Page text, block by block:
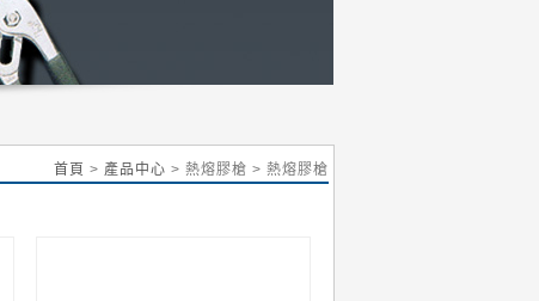
首頁 > 產品中心 > 熱熔膠槍 > 熱熔膠槍